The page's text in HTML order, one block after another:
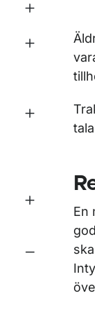
Undermeny
Undermeny
Undermeny
Undermeny
En